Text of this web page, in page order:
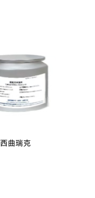
西曲瑞克